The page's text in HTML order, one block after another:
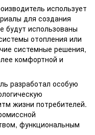
использует
для создания
будут использованы
отопления или
системные решения,
комфортной и
разработал особую
жизни потребителей.
функциональным